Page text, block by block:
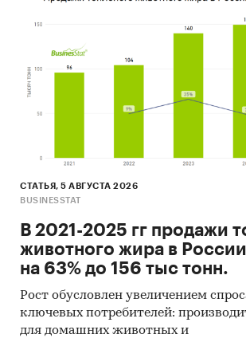
СТАТЬЯ, 5 АВГУСТА 2026
BUSINESSTAT
В 2021-2025 гг продажи
животного жира в
на 63% до 156 тыс тонн.
Рост обусловлен увеличением
ключевых потребителей:
для домашних животных и